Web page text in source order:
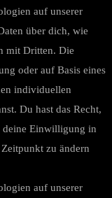
auf unserer
über dich, wie
mit Dritten. Die
oder auf Basis eines
individuellen
Du hast das Recht,
deine Einwilligung in
zu ändern
auf unserer